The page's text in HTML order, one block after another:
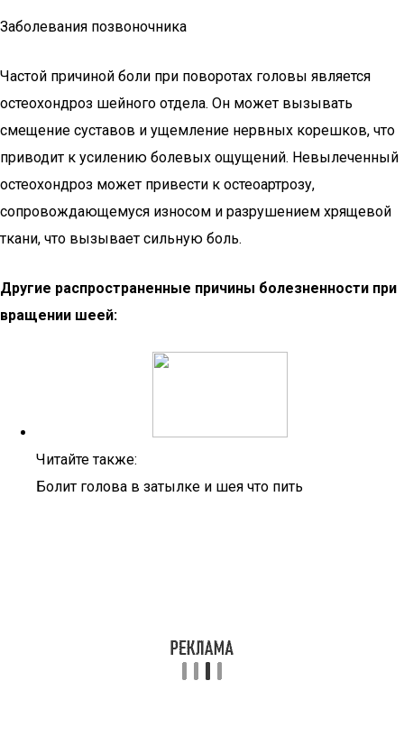
Заболевания позвоночника
Частой причиной боли при поворотах головы является
остеохондроз шейного отдела. Он может вызывать
смещение суставов и ущемление нервных корешков, что
приводит к усилению болевых ощущений. Невылеченный
остеохондроз может привести к остеоартрозу,
сопровождающемуся износом и разрушением хрящевой
ткани, что вызывает сильную боль.
Другие распространенные причины болезненности при
вращении шеей:
Читайте также:
Болит голова в затылке и шея что пить